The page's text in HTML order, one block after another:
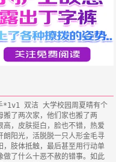
了两次家，他们家也搬了两
，皮肤挺白，脸也不错，热爱
朗阳光，活脱脱一只人形金毛寻
，肢体抵触，最后甚至用行动单
做了什么十恶不赦的错事。如此